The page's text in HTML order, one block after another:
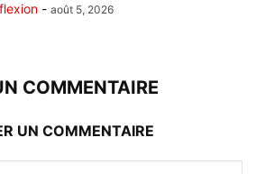
- août 5, 2026
COMMENTAIRE
UN COMMENTAIRE